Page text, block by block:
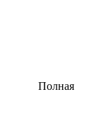
Полная